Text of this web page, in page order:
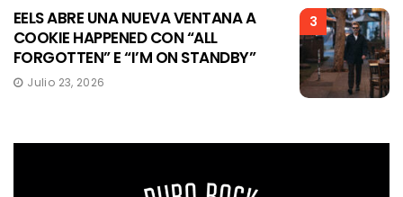
3
EELS ABRE UNA NUEVA VENTANA A
COOKIE HAPPENED CON “ALL
FORGOTTEN” E “I’M ON STANDBY”
Julio 23, 2026